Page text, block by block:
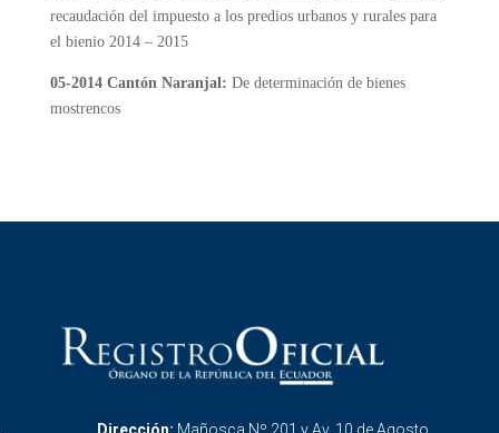
recaudación del impuesto a los predios urbanos y rurales para
el bienio 2014 – 2015
05-2014 Cantón Naranjal: De determinación de bienes
mostrencos